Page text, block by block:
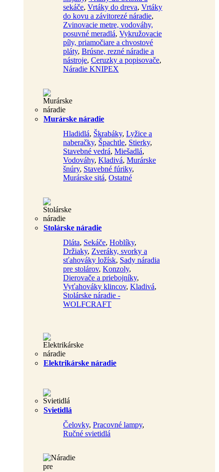
sekáče, Vrtáky do dreva, Vrtáky
do kovu a závitorezé náradie,
Zvinovacie metre, vodováhy,
posuvné meradlá, Vykružovacie
píly, priamočiare a chvostové
pláty, Brúsne, rezné náradie a
nástroje, Ceruzky a popisovače,
Náradie KNIPEX
Murárske náradie
Hladidlá, Škrabáky, Lyžice a
naberačky, Špachtle, Stierky,
Stavebné vedrá, Miešadlá,
Vodováhy, Kladivá, Murárske
šnúry, Stavebné fúriky,
Murárske sitá, Ostatné
Stolárske náradie
Dláta, Sekáče, Hoblíky,
Držiaky, Zveráky, svorky a
sťahováky ložísk, Sady náradia
pre stolárov, Konzoly,
Dierovače a priebojníky,
Vyťahováky klincov, Kladivá,
Stolárske náradie -
WOLFCRAFT
Elektrikárske náradie
Svietidlá
Čelovky, Pracovné lampy,
Ručné svietidlá